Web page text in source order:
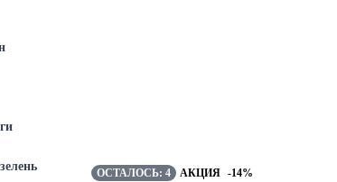
ОСТАЛОСЬ: 4 АКЦИЯ -14%